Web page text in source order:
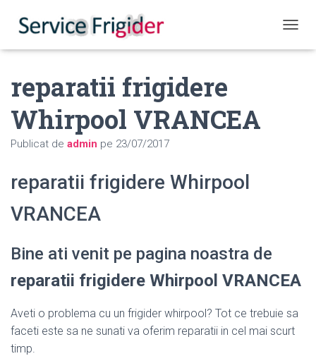
reparatii frigidere
Whirpool VRANCEA
Publicat de admin pe 23/07/2017
reparatii frigidere Whirpool
VRANCEA
Bine ati venit pe pagina noastra de
reparatii frigidere Whirpool VRANCEA
Aveti o problema cu un frigider whirpool? Tot ce trebuie sa
faceti este sa ne sunati va oferim reparatii in cel mai scurt
timp.